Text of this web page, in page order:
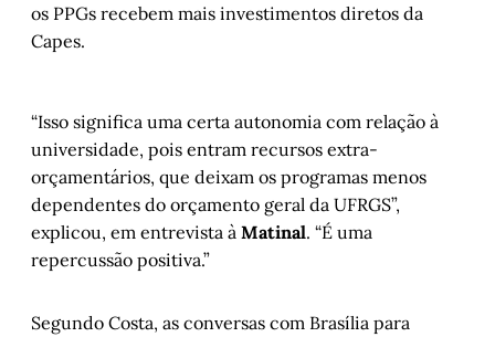
os PPGs recebem mais investimentos diretos da
Capes.
“Isso significa uma certa autonomia com relação à
universidade, pois entram recursos extra-
orçamentários, que deixam os programas menos
dependentes do orçamento geral da UFRGS”,
explicou, em entrevista à Matinal. “É uma
repercussão positiva.”
Segundo Costa, as conversas com Brasília para